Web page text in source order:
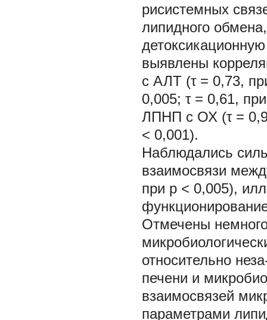
рисистемных
липидного
выявлены
с АЛТ (τ = 0,73,
0,005; τ = 0,61,
ЛПНП с ОХ (τ =
< 0,001).
Наблюдались
взаимосвязи
при p < 0,005),
Отмечены
относительно
печени и
взаимосвязей
параметрами